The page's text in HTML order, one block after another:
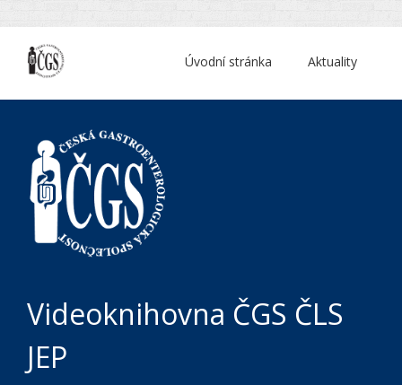
Aktuality
Úvodní stránka
Videoknihovna ČGS ČLS
JEP